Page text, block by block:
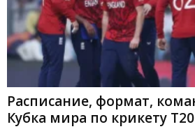
Расписание, формат,
Кубка мира по крикету